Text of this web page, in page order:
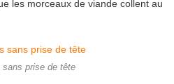
les morceaux de viande collent au
sans prise de tête